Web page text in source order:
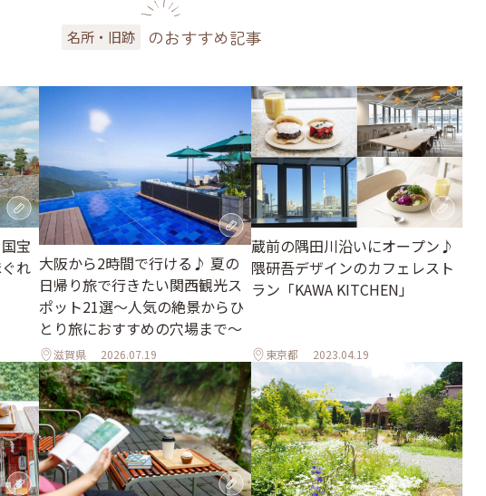
名所・旧跡 のおすすめ記事
宝
れ 大阪から2時間で行ける♪ 夏の
日帰り旅で行きたい関西観光ス
ポット21選～人気の絶景からひ
とり旅におすすめの穴場まで～
滋賀県 2026.07.19
蔵前の隅田川沿いにオープン♪
隈研吾デザインのカフェレスト
ラン「KAWA KITCHEN」
東京都 2023.04.19